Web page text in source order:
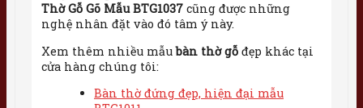
Thờ Gỗ Gõ Mẫu BTG1037 cũng được những
nghệ nhân đặt vào đó tâm ý này.
Xem thêm nhiều mẫubàn thờ gỗ đẹp khác tại
cửa hàng chúng tôi:
Bàn thờ đứng đẹp, hiện đại mẫu